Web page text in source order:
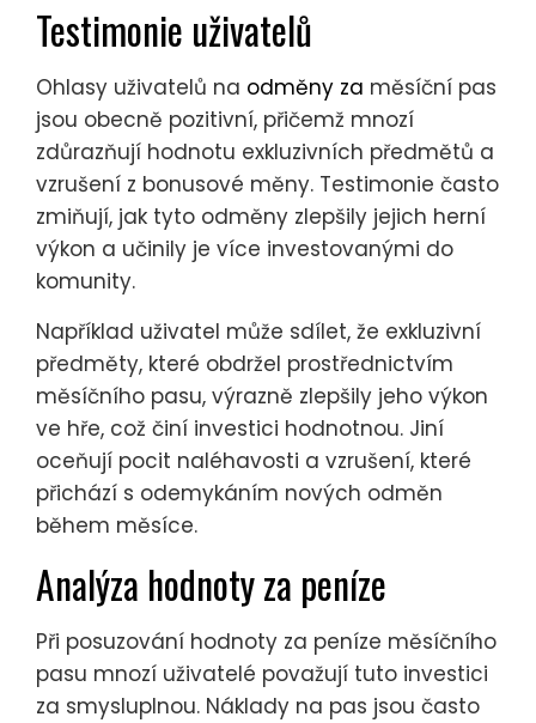
Testimonie uživatelů
Ohlasy uživatelů na odměny za měsíční pas
jsou obecně pozitivní, přičemž mnozí
zdůrazňují hodnotu exkluzivních předmětů a
vzrušení z bonusové měny. Testimonie často
zmiňují, jak tyto odměny zlepšily jejich herní
výkon a učinily je více investovanými do
komunity.
Například uživatel může sdílet, že exkluzivní
předměty, které obdržel prostřednictvím
měsíčního pasu, výrazně zlepšily jeho výkon
ve hře, což činí investici hodnotnou. Jiní
oceňují pocit naléhavosti a vzrušení, které
přichází s odemykáním nových odměn
během měsíce.
Analýza hodnoty za peníze
Při posuzování hodnoty za peníze měsíčního
pasu mnozí uživatelé považují tuto investici
za smysluplnou. Náklady na pas jsou často